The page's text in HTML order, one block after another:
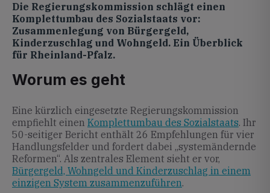
Die Regierungskommission schlägt einen
Komplettumbau des Sozialstaats vor:
Zusammenlegung von Bürgergeld,
Kinderzuschlag und Wohngeld. Ein Überblick
für Rheinland-Pfalz.
Worum es geht
Eine kürzlich eingesetzte Regierungskommission
empfiehlt einen Komplettumbau des Sozialstaats. Ihr
50-seitiger Bericht enthält 26 Empfehlungen für vier
Handlungsfelder und fordert dabei „systemändernde
Reformen“. Als zentrales Element sieht er vor,
Bürgergeld, Wohngeld und Kinderzuschlag in einem
einzigen System zusammenzuführen.